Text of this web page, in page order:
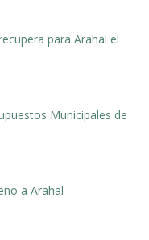
para Arahal el
Municipales de
a Arahal